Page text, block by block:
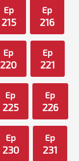
Ep
215
Ep
216
Ep
220
Ep
221
Ep
225
Ep
226
Ep
230
Ep
231